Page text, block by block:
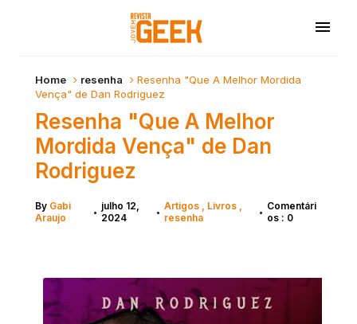
Home resenha
Resenha "Que A Melhor Mordida
Vença" de Dan Rodriguez
Resenha "Que A Melhor
Mordida Vença" de Dan
Rodriguez
By Gabi
Araujo
• julho 12,
2024
• Artigos
Livros
resenha
• Comentári
os : 0